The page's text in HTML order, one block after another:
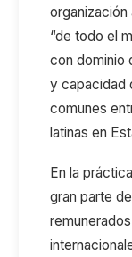
organización
“de todo el
con dominio
y capacidad
comunes
latinas en
En la
gran parte